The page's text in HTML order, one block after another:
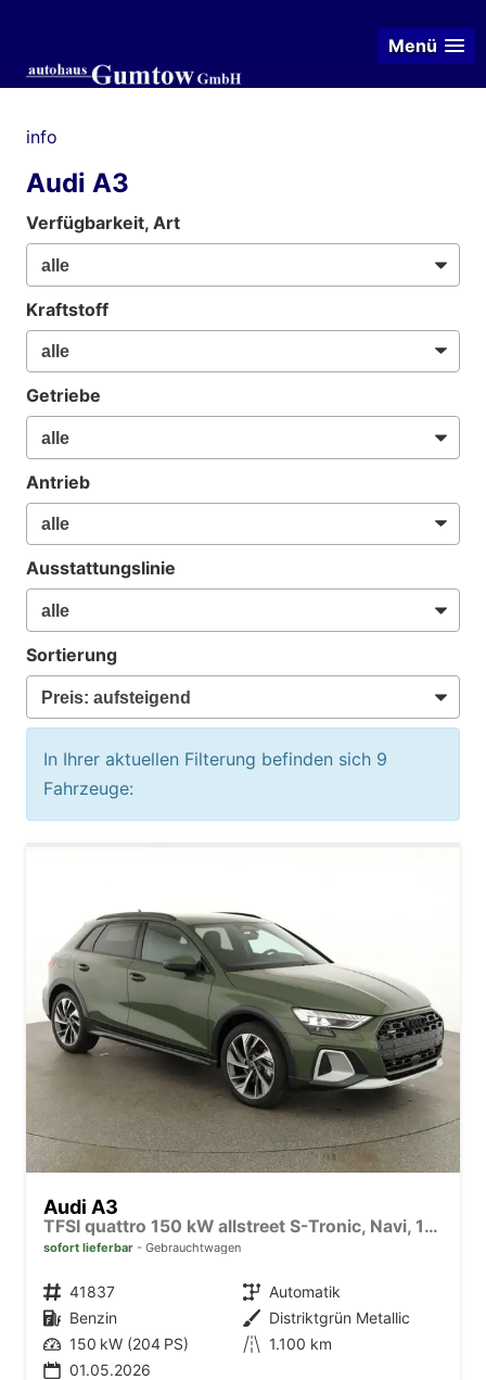
Menü
info
Audi A3
Verfügbarkeit, Art
Kraftstoff
Getriebe
Antrieb
Ausstattungslinie
Sortierung
In Ihrer aktuellen Filterung befinden sich 9
Fahrzeuge:
Audi A3
TFSI quattro 150 kW allstreet S-Tronic, Navi, 18-Zoll, 5-J. Garantie
sofort lieferbar Gebrauchtwagen
Fahrzeugnr. 41837 Getriebe Automatik
Kraftstoff Benzin Außenfarbe Distriktgrün Metallic
Leistung 150 kW (204 PS) Kilometerstand 1.100 km
01.05.2026